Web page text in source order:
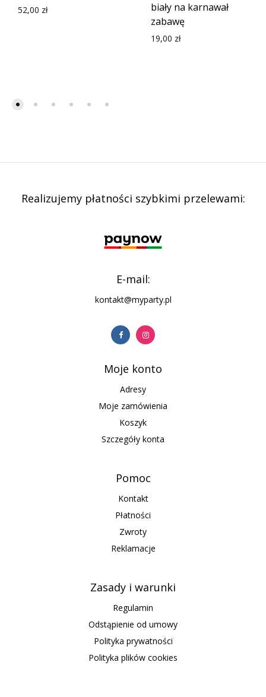
52,00 zł
biały na karnawał
zabawę
19,00 zł
Realizujemy płatności szybkimi przelewami:
E-mail:
kontakt@myparty.pl
Moje konto
Adresy
Moje zamówienia
Koszyk
Szczegóły konta
Pomoc
Kontakt
Płatności
Zwroty
Reklamacje
Zasady i warunki
Regulamin
Odstąpienie od umowy
Polityka prywatności
Polityka plików cookies